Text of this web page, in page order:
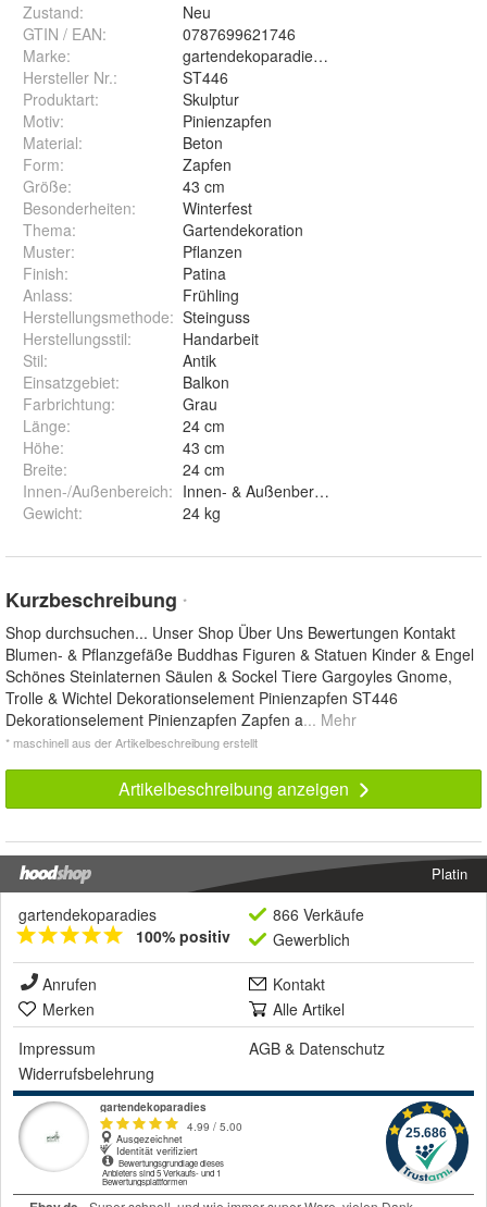
Zustand:
Neu
GTIN / EAN:
0787699621746
Marke:
gartendekoparadies.de
Hersteller Nr.:
ST446
Produktart:
Skulptur
Motiv:
Pinienzapfen
Material:
Beton
Form:
Zapfen
Größe:
43 cm
Besonderheiten:
Winterfest
Thema:
Gartendekoration
Muster:
Pflanzen
Finish:
Patina
Anlass:
Frühling
Herstellungsmethode: Steinguss
Herstellungsstil:
Handarbeit
Stil:
Antik
Einsatzgebiet:
Balkon
Farbrichtung:
Grau
Länge:
24 cm
Höhe:
43 cm
Breite:
24 cm
Innen-/Außenbereich: Innen- & Außenbereich
Gewicht: 24 kg
Kurzbeschreibung *
Shop durchsuchen... Unser Shop Über Uns Bewertungen Kontakt
Blumen- & Pflanzgefäße Buddhas Figuren & Statuen Kinder & Engel
Schönes Steinlaternen Säulen & Sockel Tiere Gargoyles Gnome,
Trolle & Wichtel Dekorationselement Pinienzapfen ST446
Dekorationselement Pinienzapfen Zapfen a... Mehr
* maschinell aus der Artikelbeschreibung erstellt
Artikelbeschreibung anzeigen
Platin
gartendekoparadies
100% positiv
866 Verkäufe
Gewerblich
Anrufen
Kontakt
Merken
Alle Artikel
Impressum
AGB & Datenschutz
Widerrufsbelehrung